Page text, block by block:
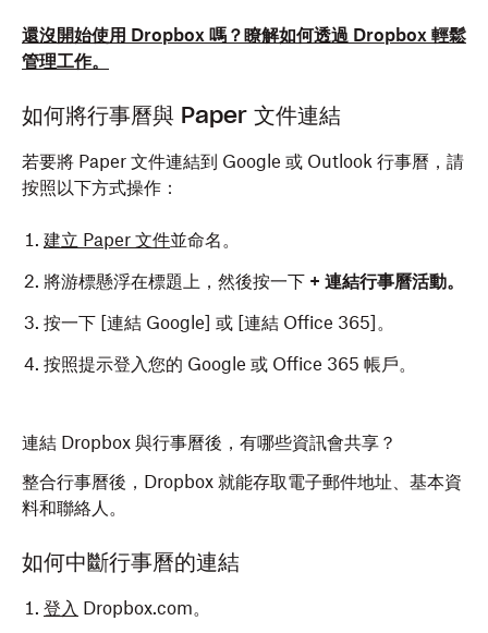
還沒開始使用 Dropbox 嗎？瞭解如何透過 Dropbox 輕鬆
管理工作。
如何將行事曆與 Paper 文件連結
若要將 Paper 文件連結到 Google 或 Outlook 行事曆，請
按照以下方式操作：
建立 Paper 文件並命名。
將游標懸浮在標題上，然後按一下 + 連結行事曆活動。
按一下 [連結 Google] 或 [連結 Office 365]。
按照提示登入您的 Google 或 Office 365 帳戶。
連結 Dropbox 與行事曆後，有哪些資訊會共享？
整合行事曆後，Dropbox 就能存取電子郵件地址、基本資
料和聯絡人。
如何中斷行事曆的連結
登入 Dropbox.com。